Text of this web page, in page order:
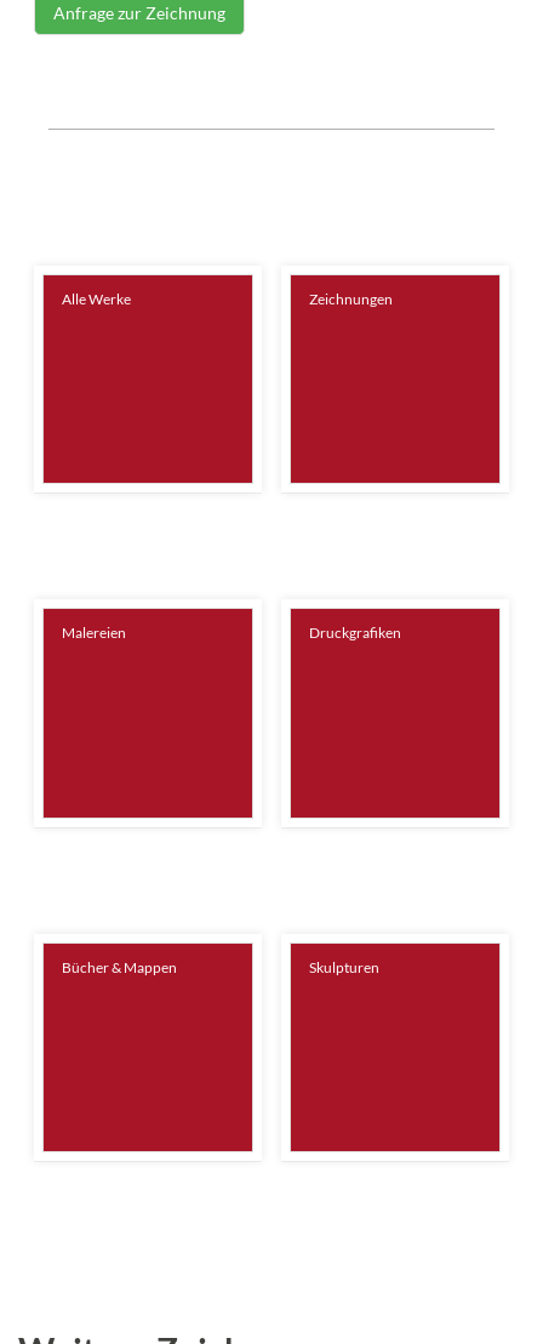
Anfrage zur Zeichnung
Alle Werke Zeichnungen
Malereien Druckgrafiken
Bücher & Mappen Skulpturen